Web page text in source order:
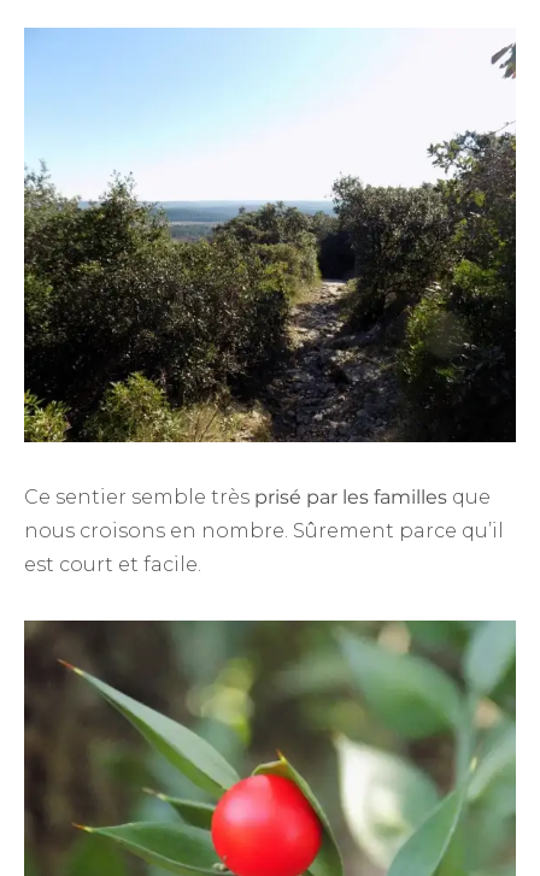
Ce sentier semble très prisé par les familles que
nous croisons en nombre. Sûrement parce qu’il
est court et facile.